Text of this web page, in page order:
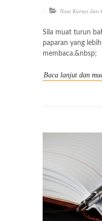
Nota Kursus dan
Sila muat turun
paparan yang
membaca.&nbsp;
Baca lanjut dan